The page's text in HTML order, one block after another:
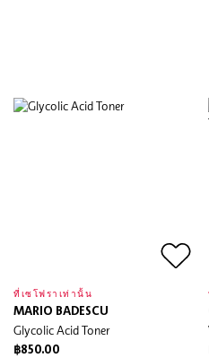
ที่เซโฟราเท่านั้น
MARIO BADESCU
Glycolic Acid Toner
฿850.00